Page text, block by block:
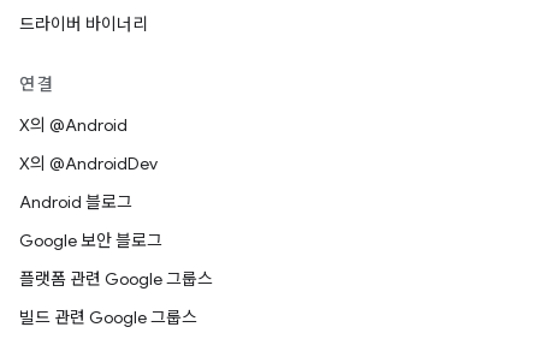
드라이버 바이너리
연결
X의 @Android
X의 @AndroidDev
Android 블로그
Google 보안 블로그
플랫폼 관련 Google 그룹스
빌드 관련 Google 그룹스